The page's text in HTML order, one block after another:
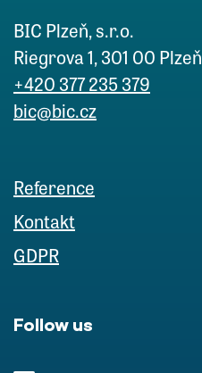
BIC Plzeň, s.r.o.
Riegrova 1, 301 00 Plzeň
+420 377 235 379
bic@bic.cz
Reference
Kontakt
GDPR
Follow us